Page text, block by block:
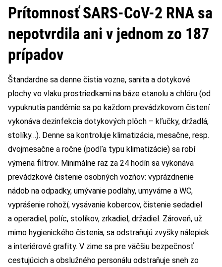
Prítomnosť SARS-CoV-2 RNA sa
nepotvrdila ani v jednom zo 187
prípadov
Štandardne sa denne čistia vozne, sanita a dotykové
plochy vo vlaku prostriedkami na báze etanolu a chlóru (od
vypuknutia pandémie sa po každom prevádzkovom čistení
vykonáva dezinfekcia dotykových plôch – kľučky, držadlá,
stolíky…). Denne sa kontroluje klimatizácia, mesačne, resp.
dvojmesačne a ročne (podľa typu klimatizácie) sa robí
výmena filtrov. Minimálne raz za 24 hodín sa vykonáva
prevádzkové čistenie osobných vozňov: vyprázdnenie
nádob na odpadky, umývanie podlahy, umyvárne a WC,
vyprášenie rohoží, vysávanie kobercov, čistenie sedadiel
a operadiel, políc, stolíkov, zrkadiel, držadiel. Zároveň, už
mimo hygienického čistenia, sa odstraňujú zvyšky nálepiek
a interiérové grafity. V zime sa pre väčšiu bezpečnosť
cestujúcich a obslužného personálu odstraňuje sneh zo